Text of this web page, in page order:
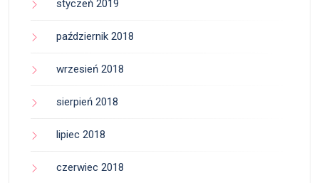
styczeń 2019
październik 2018
wrzesień 2018
sierpień 2018
lipiec 2018
czerwiec 2018